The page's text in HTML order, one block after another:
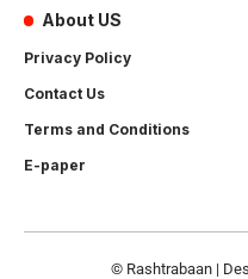
About US
Privacy Policy
Contact Us
Terms and Conditions
E-paper
© Rashtrabaan |